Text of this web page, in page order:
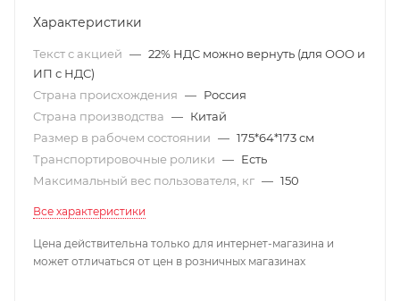
Характеристики
Текст с акцией — 22% НДС можно вернуть (для ООО и
ИП с НДС)
Страна происхождения — Россия
Страна производства — Китай
Размер в рабочем состоянии — 175*64*173 см
Транспортировочные ролики — Есть
Максимальный вес пользователя, кг — 150
Все характеристики
Цена действительна только для интернет-магазина и
может отличаться от цен в розничных магазинах